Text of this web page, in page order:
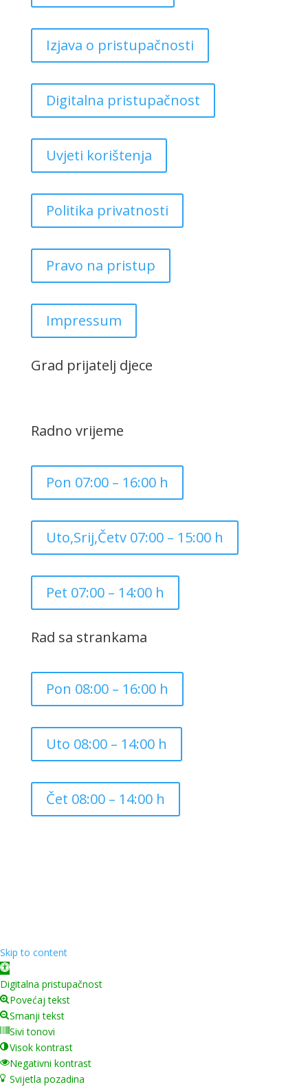
Izjava o pristupačnosti
Digitalna pristupačnost
Uvjeti korištenja
Politika privatnosti
Pravo na pristup
Impressum
Grad prijatelj djece
Radno vrijeme
Pon 07:00 – 16:00 h
Uto,Srij,Četv 07:00 – 15:00 h
Pet 07:00 – 14:00 h
Rad sa strankama
Pon 08:00 – 16:00 h
Uto 08:00 – 14:00 h
Čet 08:00 – 14:00 h
Skip to content
Open toolbar
Digitalna pristupačnost
Povećaj tekst
Smanji tekst
Sivi tonovi
Visok kontrast
Negativni kontrast
Svijetla pozadina